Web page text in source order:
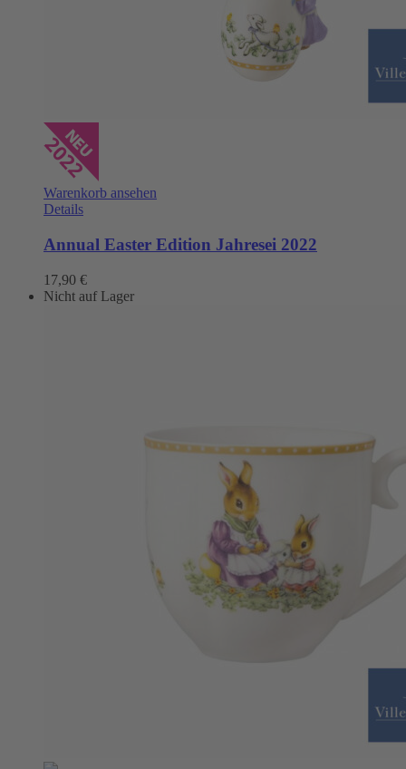
Warenkorb ansehen
Details
Annual Easter Edition Jahresei 2022
17,90 €
Nicht auf Lager